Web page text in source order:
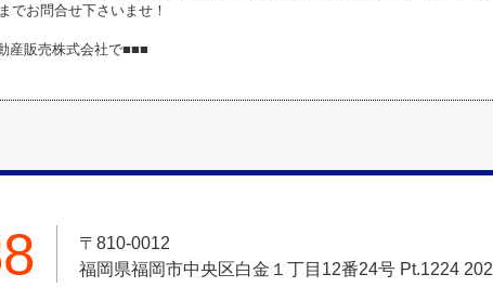
でお問合せ下さいませ！
産販売株式会社で■■■
〒810-0012
福岡県福岡市中央区白金１丁目12番24号 Pt.1224 202